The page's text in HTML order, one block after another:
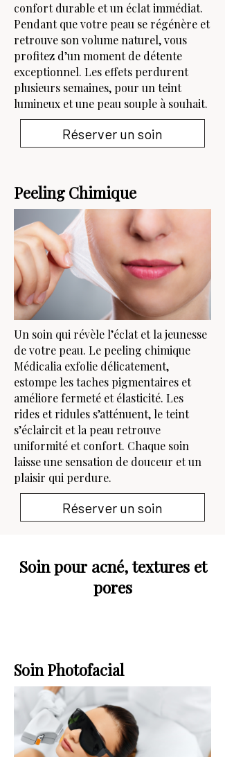
confort durable et un éclat immédiat.
Pendant que votre peau se régénère et
retrouve son volume naturel, vous
profitez d’un moment de détente
exceptionnel. Les effets perdurent
plusieurs semaines, pour un teint
lumineux et une peau souple à souhait.
Réserver un soin
Peeling Chimique
Un soin qui révèle l’éclat et la jeunesse
de votre peau. Le peeling chimique
Médicalia exfolie délicatement,
estompe les taches pigmentaires et
améliore fermeté et élasticité. Les
rides et ridules s’atténuent, le teint
s’éclaircit et la peau retrouve
uniformité et confort. Chaque soin
laisse une sensation de douceur et un
plaisir qui perdure.
Réserver un soin
Soin pour acné, textures et
pores
Soin Photofacial